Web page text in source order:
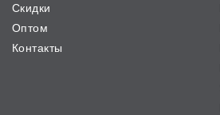
Скидки
Оптом
Контакты